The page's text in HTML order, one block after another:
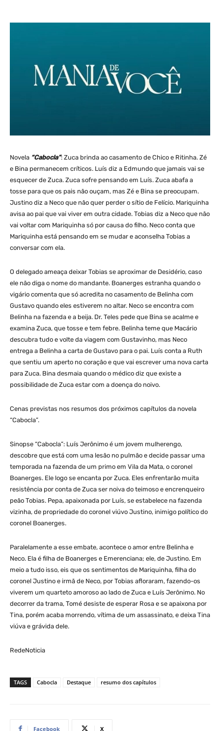
Novela “Cabocla”: Zuca brinda ao casamento de Chico e Ritinha. Zé
e Bina permanecem críticos. Luís diz a Edmundo que jamais vai se
esquecer de Zuca. Zuca sofre pensando em Luís. Zuca abafa a
tosse para que os pais não ouçam, mas Zé e Bina se preocupam.
Justino diz a Neco que não quer perder o sítio de Felício. Mariquinha
avisa ao pai que vai viver em outra cidade. Tobias diz a Neco que não
vai voltar com Mariquinha só por causa do filho. Neco conta que
Mariquinha está pensando em se mudar e aconselha Tobias a
conversar com ela.
O delegado ameaça deixar Tobias se aproximar de Desidério, caso
ele não diga o nome do mandante. Boanerges estranha quando o
vigário comenta que só acredita no casamento de Belinha com
Gustavo quando eles estiverem no altar. Neco se encontra com
Belinha na fazenda e a beija. Dr. Teles pede que Bina se acalme e
examina Zuca, que tosse e tem febre. Belinha teme que Macário
descubra tudo e volte da viagem com Gustavinho, mas Neco
entrega a Belinha a carta de Gustavo para o pai. Luís conta a Ruth
que sentiu um aperto no coração e que vai escrever uma nova carta
para Zuca. Bina desmaia quando o médico diz que existe a
possibilidade de Zuca estar com a doença do noivo.
Cenas previstas nos resumos dos próximos capítulos da novela
“Cabocla”.
Sinopse “Cabocla”: Luís Jerônimo é um jovem mulherengo,
descobre que está com uma lesão no pulmão e decide passar uma
temporada na fazenda de um primo em Vila da Mata, o coronel
Boanerges. Ele logo se encanta por Zuca. Eles enfrentarão muita
resistência por conta de Zuca ser noiva do teimoso e encrenqueiro
peão Tobias. Pepa, apaixonada por Luís, se estabelece na fazenda
vizinha, de propriedade do coronel viúvo Justino, inimigo político do
coronel Boanerges.
Paralelamente a esse embate, acontece o amor entre Belinha e
Neco. Ela é filha de Boanerges e Emerenciana; ele, de Justino. Em
meio a tudo isso, eis que os sentimentos de Mariquinha, filha do
coronel Justino e irmã de Neco, por Tobias afloraram, fazendo-os
viverem um quarteto amoroso ao lado de Zuca e Luís Jerônimo. No
decorrer da trama, Tomé desiste de esperar Rosa e se apaixona por
Tina, porém acaba morrendo, vítima de um assassinato, e deixa Tina
viúva e grávida dele.
RedeNoticia
TAGS Cabocla Destaque resumo dos capítulos
Facebook X